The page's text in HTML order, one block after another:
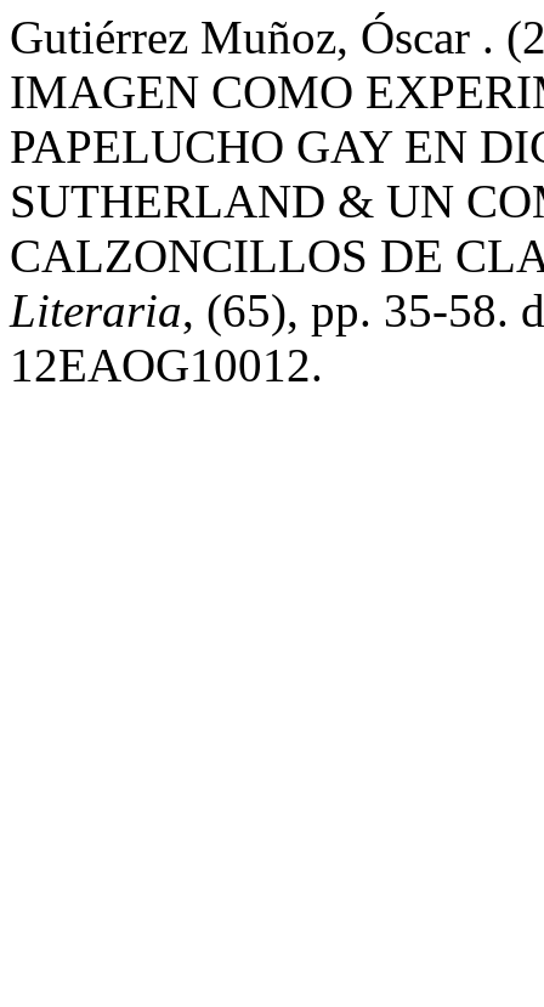
Gutiérrez Muñoz, Óscar .
IMAGEN COMO
PAPELUCHO GAY EN
SUTHERLAND & UN
CALZONCILLOS DE
Literaria, (65), pp. 35-58.
12EAOG10012.